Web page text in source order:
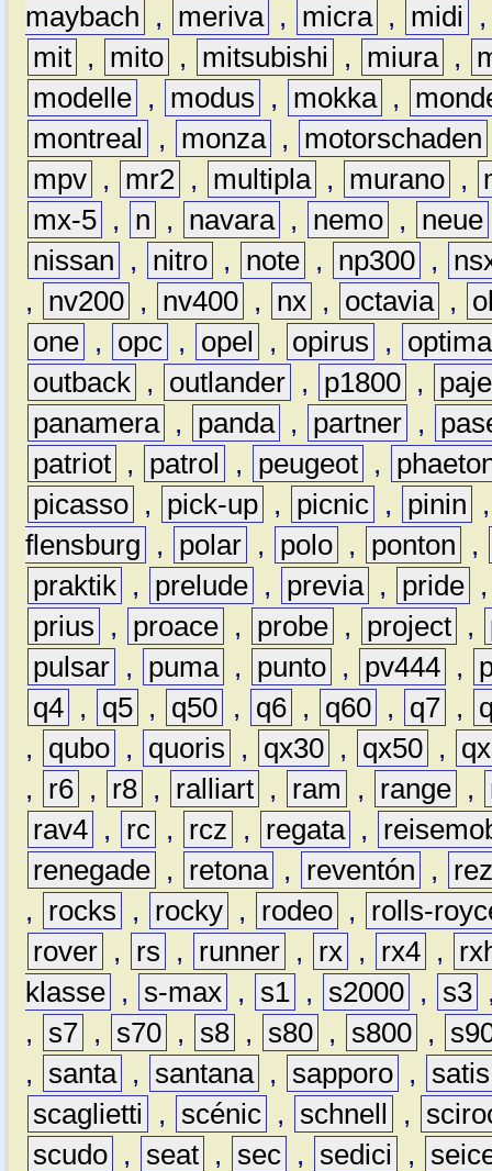
maybach
, meriva , micra , midi
mit , mito , mitsubishi , miura ,
modelle , modus , mokka ,
montreal
, monza , motorschaden
mpv , mr2 , multipla , murano ,
mx-5 , n , navara , nemo , neue
nissan
, nitro , note , np300 ,
,
nv200 , nv400 , nx , octavia ,
one , opc , opel , opirus ,
optima
outback , outlander , p1800 ,
panamera , panda , partner ,
patriot , patrol , peugeot ,
picasso , pick-up , picnic , pinin
flensburg
, polar , polo , ponton
,
praktik , prelude , previa , pride
prius
, proace , probe , project ,
pulsar , puma , punto , pv444 ,
q4 , q5 , q50 , q6 , q60 , q7 ,
,
qubo , quoris , qx30 , qx50 ,
,
r6 , r8 , ralliart , ram , range ,
rav4 , rc , rcz , regata ,
renegade , retona , reventón ,
,
rocks , rocky , rodeo ,
rolls-
rover , rs , runner , rx , rx4 ,
klasse , s-max , s1 , s2000 , s3
,
s7 , s70 , s8 , s80 , s800 ,
,
santa , santana , sapporo ,
satis
scaglietti
, scénic , schnell ,
scudo , seat , sec , sedici ,